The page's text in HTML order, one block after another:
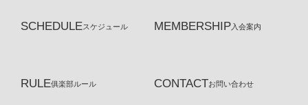
SCHEDULEスケジュール MEMBERSHIP 入会案内
RULE俱楽部ルール CONTACTお問い合わせ